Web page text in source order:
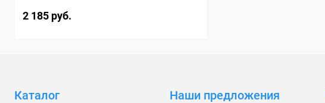
2 185 руб.
Каталог Наши предложения